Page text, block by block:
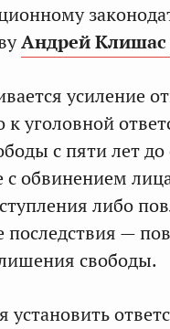
Андрей Клишас
усиление
к уголовной
с пяти лет до
с обвинением
либо
—
свободы.
установить